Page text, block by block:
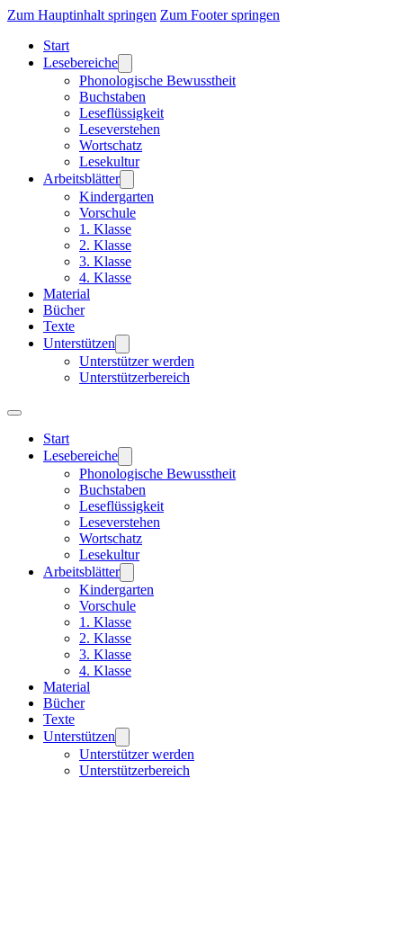
Zum Hauptinhalt springen Zum Footer springen
Start
Lesebereiche
Phonologische Bewusstheit
Buchstaben
Leseflüssigkeit
Leseverstehen
Wortschatz
Lesekultur
Arbeitsblätter
Kindergarten
Vorschule
1. Klasse
2. Klasse
3. Klasse
4. Klasse
Material
Bücher
Texte
Unterstützen
Unterstützer werden
Unterstützerbereich
Start
Lesebereiche
Phonologische Bewusstheit
Buchstaben
Leseflüssigkeit
Leseverstehen
Wortschatz
Lesekultur
Arbeitsblätter
Kindergarten
Vorschule
1. Klasse
2. Klasse
3. Klasse
4. Klasse
Material
Bücher
Texte
Unterstützen
Unterstützer werden
Unterstützerbereich